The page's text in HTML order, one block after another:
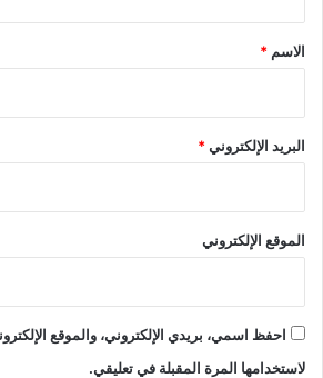
*
الاسم *
البريد الإلكتروني*
الموقع الإلكتروني
احفظ اسمي، بريدي الإلكتروني، والموقع
لاستخدامها المرة المقبلة في تعليقي.